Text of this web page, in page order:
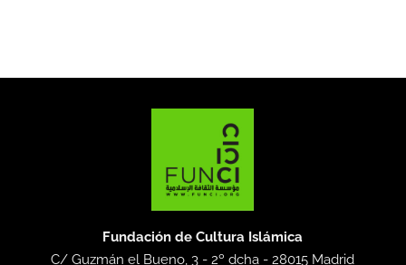
Fundación de Cultura Islámica
C/ Guzmán el Bueno, 3 - 2º dcha -28015 Madrid